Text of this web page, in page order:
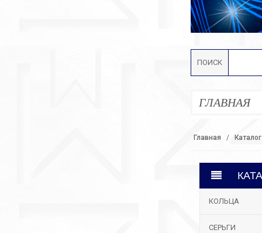
ПОИСК
ГЛАВНАЯ
Главная Каталог
КОЛЬЦА
СЕРЬГИ